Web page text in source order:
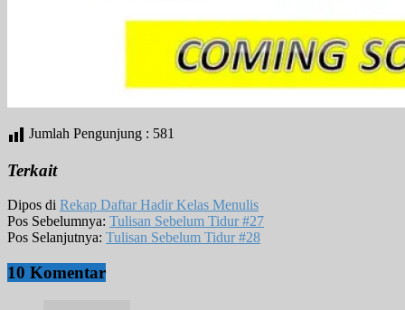
Jumlah Pengunjung : 581
Terkait
Dipos di Rekap Daftar Hadir Kelas Menulis
Pos Sebelumnya: Tulisan Sebelum Tidur #27
Pos Selanjutnya: Tulisan Sebelum Tidur #28
10 Komentar